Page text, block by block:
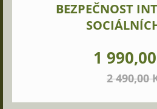
BEZPEČNOST
1
2 490,00